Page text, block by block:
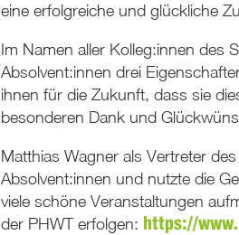
eine erfolgreiche und glückliche
Im Namen aller Kolleg:innen des
Absolvent:innen drei
ihnen für die Zukunft, dass sie
besonderen Dank und
Matthias Wagner als Vertreter
Absolvent:innen und nutzte die
viele schöne Veranstaltungen
der PHWT erfolgen: https://